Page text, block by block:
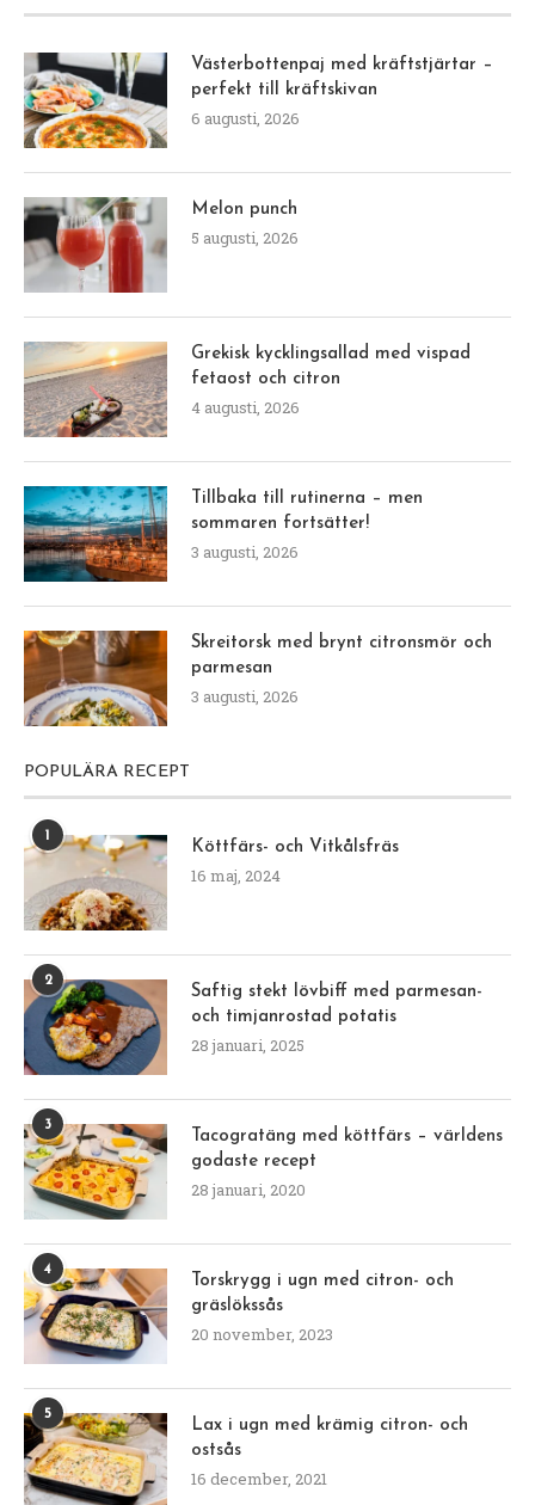
Västerbottenpaj med kräftstjärtar –
perfekt till kräftskivan
6 augusti, 2026
Melon punch
5 augusti, 2026
Grekisk kycklingsallad med vispad
fetaost och citron
4 augusti, 2026
Tillbaka till rutinerna – men
sommaren fortsätter!
3 augusti, 2026
Skreitorsk med brynt citronsmör och
parmesan
3 augusti, 2026
POPULÄRA RECEPT
Köttfärs- och Vitkålsfräs
16 maj, 2024
2
Saftig stekt lövbiff med parmesan-
och timjanrostad potatis
28 januari, 2025
3
Tacogratäng med köttfärs – världens
godaste recept
28 januari, 2020
4
Torskrygg i ugn med citron- och
gräslökssås
20 november, 2023
5
Lax i ugn med krämig citron- och
ostsås
16 december, 2021